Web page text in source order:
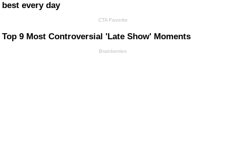
best every day
CTA Favorite
Top 9 Most Controversial 'Late Show' Moments
Brainberries